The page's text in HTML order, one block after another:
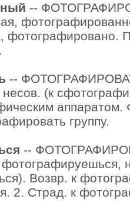
--
фотографировано.
--
(к
аппаратом.
группу.
--
Возвр. к
2. Страд. к